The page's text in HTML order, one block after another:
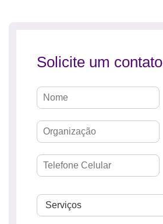
Solicite um contato